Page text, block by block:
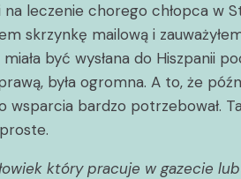
leczenie chorego chłopca w
skrzynkę mailową i
być wysłana do Hiszpanii
była ogromna. A to, że
bardzo potrzebował.
który pracuje w gazecie